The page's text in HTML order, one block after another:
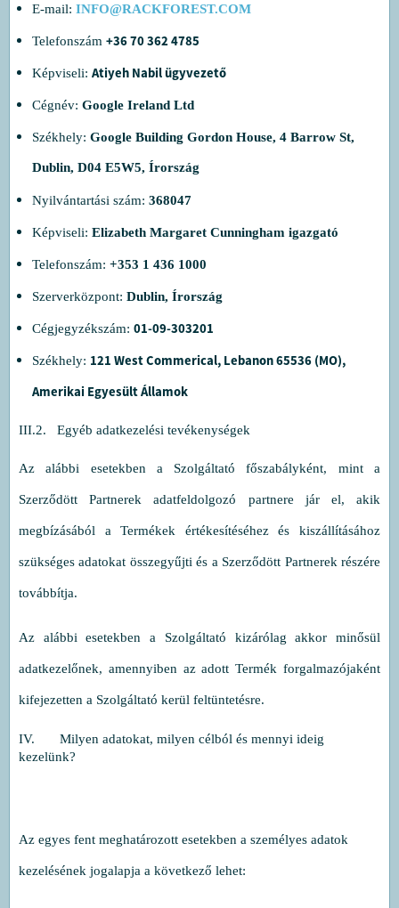
E-mail: INFO@RACKFOREST.COM
Telefonszám +36 70 362 4785
Képviseli: Atiyeh Nabil ügyvezető
Cégnév: Google Ireland Ltd
Székhely: Google Building Gordon House, 4 Barrow St,
Dublin, D04 E5W5, Írország
Nyilvántartási szám: 368047
Képviseli: Elizabeth Margaret Cunningham igazgató
Telefonszám: +353 1 436 1000
Szerverközpont: Dublin, Írország
Cégjegyzékszám: 01-09-303201
Székhely: 121 West Commerical, Lebanon 65536 (MO),
Amerikai Egyesült Államok
III.2. Egyéb adatkezelési tevékenységek
Az alábbi esetekben a Szolgáltató főszabályként, mint a
Szerződött Partnerek adatfeldolgozó partnere jár el, akik
megbízásából a Termékek értékesítéséhez és kiszállításához
szükséges adatokat összegyűjti és a Szerződött Partnerek részére
továbbítja.
Az alábbi esetekben a Szolgáltató kizárólag akkor minősül
adatkezelőnek, amennyiben az adott Termék forgalmazójaként
kifejezetten a Szolgáltató kerül feltüntetésre.
IV. Milyen adatokat, milyen célból és mennyi ideig
kezelünk?
Az egyes fent meghatározott esetekben a személyes adatok
kezelésének jogalapja a következő lehet: